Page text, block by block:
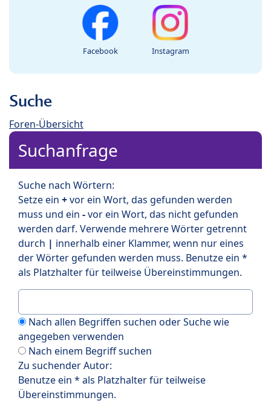
Facebook Instagram
Suche
Foren-Übersicht
Suchanfrage
Suche nach Wörtern:
Setze ein +vor ein Wort, das gefunden werden
muss und ein -vor ein Wort, das nicht gefunden
werden darf. Verwende mehrere Wörter getrennt
durch | innerhalb einer Klammer, wenn nur eines
der Wörter gefunden werden muss. Benutze ein *
als Platzhalter für teilweise Übereinstimmungen.
Nach allen Begriffen suchen oder Suche wie
angegeben verwenden
Nach einem Begriff suchen
Zu suchender Autor:
Benutze ein * als Platzhalter für teilweise
Übereinstimmungen.